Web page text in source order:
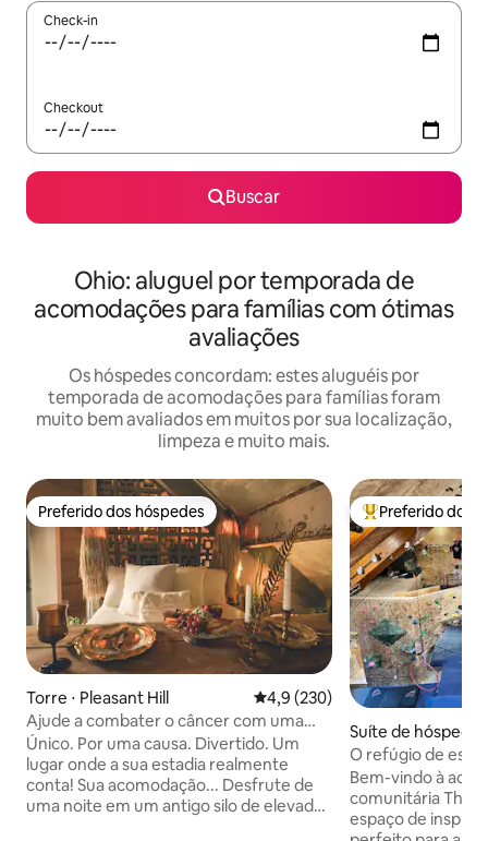
Check-in
Checkout
Buscar
Ohio: aluguel por temporada de
acomodações para famílias com ótimas
avaliações
Os hóspedes concordam: estes aluguéis por
temporada de acomodações para famílias foram
muito bem avaliados em muitos por sua localização,
limpeza e muito mais.
Preferido dos hóspedes
Preferido dos hóspedes
Torre ⋅ Pleasant Hill 4,9 de uma avaliação média de
4,9 (230)
Ajude a combater o câncer com uma
estadia
Único. Por uma causa. Divertido. Um
lugar onde a sua estadia realmente
conta! Sua acomodação... Desfrute de
uma noite em um antigo silo de elevador
Entre os
Preferido dos
Suíte de
ati
O refúgio de
Bem-vindo à
comunitária The
espaço de